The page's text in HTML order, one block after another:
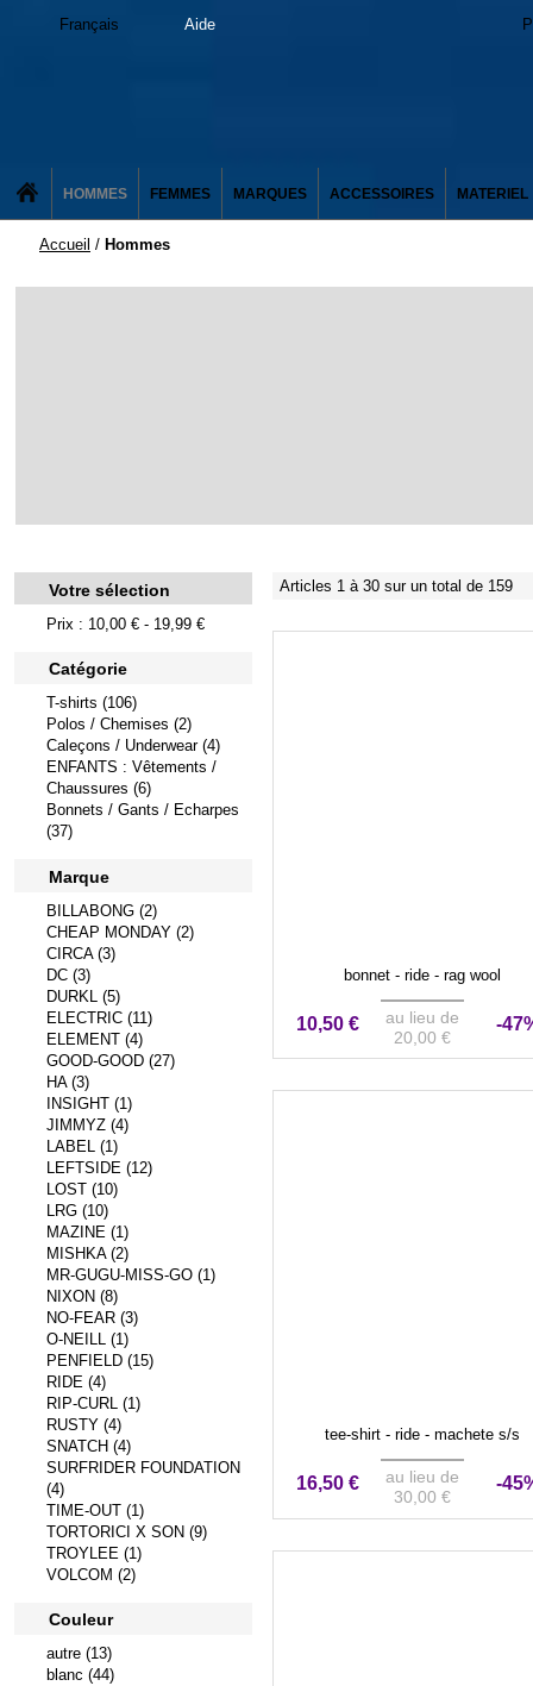
Français Aide
HOMMES FEMMES MARQUES ACCESSOIRES MATERIEL
Accueil / Hommes
Votre sélection
Prix : 10,00 € - 19,99 €
Catégorie
T-shirts (106)
Polos / Chemises (2)
Caleçons / Underwear (4)
ENFANTS : Vêtements /
Chaussures (6)
Bonnets / Gants / Echarpes
(37)
Marque
BILLABONG (2)
CHEAP MONDAY (2)
CIRCA (3)
DC (3)
DURKL (5)
ELECTRIC (11)
ELEMENT (4)
GOOD-GOOD (27)
HA (3)
INSIGHT (1)
JIMMYZ (4)
LABEL (1)
LEFTSIDE (12)
LOST (10)
LRG (10)
MAZINE (1)
MISHKA (2)
MR-GUGU-MISS-GO (1)
NIXON (8)
NO-FEAR (3)
O-NEILL (1)
PENFIELD (15)
RIDE (4)
RIP-CURL (1)
RUSTY (4)
SNATCH (4)
SURFRIDER FOUNDATION
(4)
TIME-OUT (1)
TORTORICI X SON (9)
TROYLEE (1)
VOLCOM (2)
Couleur
autre (13)
blanc (44)
Articles 1 à 30 sur un total de 159
bonnet - ride - rag wool
10,50 €
au lieu de
20,00 €
-
tee-shirt - ride - machete s/s
16,50 €
au lieu de
30,00 €
-